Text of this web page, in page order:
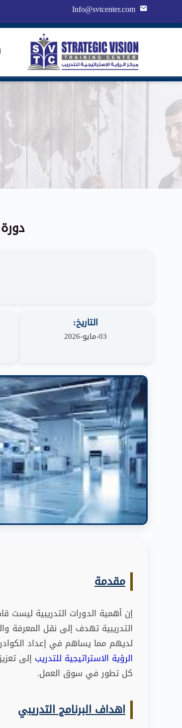
Info@svtcenter.com
التاريخ:
03-مايو-2026
مقدمة
إن أهمية الدورات التدريبية ليست
التدريبية تهدف إلى نقل المعرفة
لديهم مما يساهم في إعداد
الرؤية الاستراتيجية للتدريب إلى
كل تطور في سوق العمل.
اهداف البرنامج التدريبي